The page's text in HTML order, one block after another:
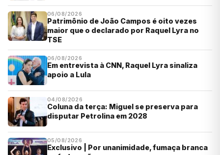
06/08/2026
Patrimônio de João Campos é oito vezes
maior que o declarado por Raquel Lyra no
TSE
06/08/2026
Em entrevista à CNN, Raquel Lyra sinaliza
apoio a Lula
04/08/2026
Coluna da terça: Miguel se preserva para
disputar Petrolina em 2028
05/08/2026
Exclusivo | Por unanimidade, fumaça branca